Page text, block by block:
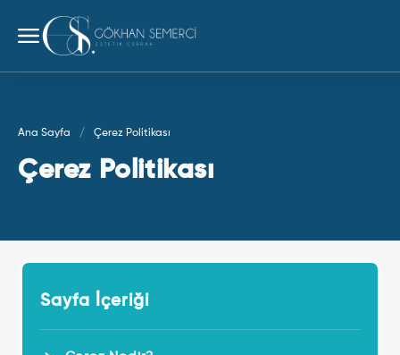
Ana Sayfa Çerez Politikası
Çerez Politikası
Sayfa İçeriği